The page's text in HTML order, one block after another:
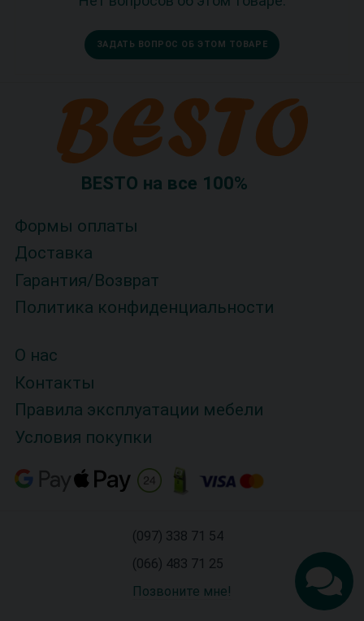
ЗАДАТЬ ВОПРОС ОБ ЭТОМ ТОВАРЕ
BESTO на все 100%
Формы оплаты
Доставка
Гарантия/Возврат
Политика конфиденциальности
О нас
Контакты
Правила эксплуатации мебели
Условия покупки
(097) 338 71 54
(066) 483 71 25
Позвоните мне!